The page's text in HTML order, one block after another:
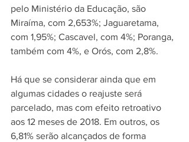
pelo Ministério da Educação, são
Miraíma, com 2,653%; Jaguaretama,
com 1,95%; Cascavel, com 4%; Poranga,
também com 4%, e Orós, com 2,8%.
Há que se considerar ainda que em
algumas cidades o reajuste será
parcelado, mas com efeito retroativo
aos 12 meses de 2018. Em outros, os
6,81% serão alcançados de forma